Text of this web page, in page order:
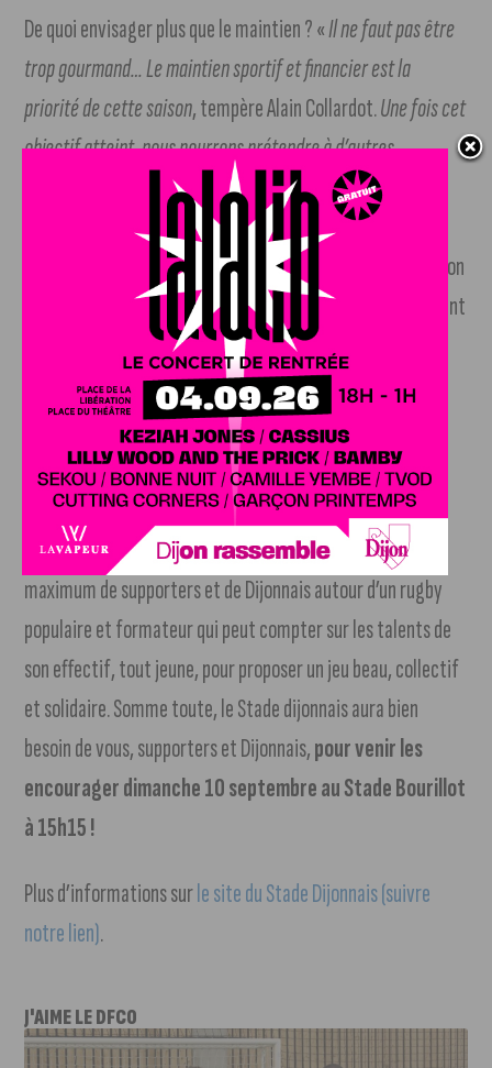
De quoi envisager plus que le maintien ? «Il ne faut pas être
trop gourmand… Le maintien sportif et financier est la
priorité de cette saison, tempère Alain Collardot.Une fois cet
objectif atteint, nous pourrons prétendre à d’autres
ambitions, le temps que nos jeunes exploitent tout leur
potentiel et que notre groupe monte en puissance »
Permettre une progression régulière de l’équipe fanion selon
ce qui est réalisable, telle est la volonté du Stade. Fortement
renouvelé, l’effectif de l’équipe fanion devrait de toute
façon prendre le temps de se reconstruire et de peaufiner
ses automatismes pour exprimer tout son potentiel.
Tous derrière le Stade Dijonnais
Si le club a cette ambition, c’est aussi pour rassembler un
maximum de supporters et de Dijonnais autour d’un rugby
populaire et formateur qui peut compter sur les talents de
son effectif, tout jeune, pour proposer un jeu beau, collectif
et solidaire. Somme toute, le Stade dijonnais aura bien
besoin de vous, supporters et Dijonnais,pour venir les
encourager dimanche 10 septembre au Stade Bourillot
à 15h15 !
Plus d’informations surle site du Stade Dijonnais (suivre
notre lien).
J'AIME LE DFCO